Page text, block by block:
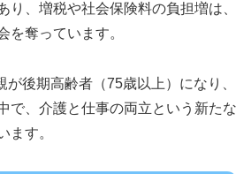
り、増税や社会保険料の負担増は、
を奪っています。
が後期高齢者（75歳以上）になり、
で、介護と仕事の両立という新たな
ます。